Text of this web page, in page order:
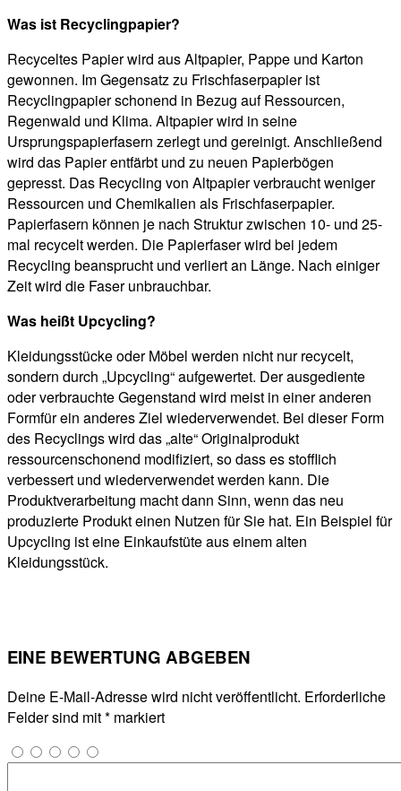
Was ist Recyclingpapier?
Recyceltes Papier wird aus Altpapier, Pappe und Karton
gewonnen. Im Gegensatz zu Frischfaserpapier ist
Recyclingpapier schonend in Bezug auf Ressourcen,
Regenwald und Klima. Altpapier wird in seine
Ursprungspapierfasern zerlegt und gereinigt. Anschließend
wird das Papier entfärbt und zu neuen Papierbögen
gepresst. Das Recycling von Altpapier verbraucht weniger
Ressourcen und Chemikalien als Frischfaserpapier.
Papierfasern können je nach Struktur zwischen 10- und 25-
mal recycelt werden. Die Papierfaser wird bei jedem
Recycling beansprucht und verliert an Länge. Nach einiger
Zeit wird die Faser unbrauchbar.
Was heißt Upcycling?
Kleidungsstücke oder Möbel werden nicht nur recycelt,
sondern durch „Upcycling“ aufgewertet. Der ausgediente
oder verbrauchte Gegenstand wird meist in einer anderen
Formfür ein anderes Ziel wiederverwendet. Bei dieser Form
des Recyclings wird das „alte“ Originalprodukt
ressourcenschonend modifiziert, so dass es stofflich
verbessert und wiederverwendet werden kann. Die
Produktverarbeitung macht dann Sinn, wenn das neu
produzierte Produkt einen Nutzen für Sie hat. Ein Beispiel für
Upcycling ist eine Einkaufstüte aus einem alten
Kleidungsstück.
EINE BEWERTUNG ABGEBEN
Deine E-Mail-Adresse wird nicht veröffentlicht. Erforderliche
Felder sind mit* markiert